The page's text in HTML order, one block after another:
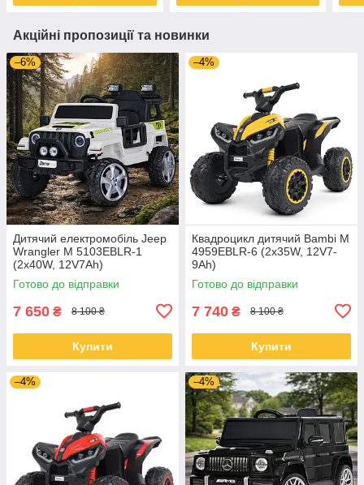
Акційні пропозиції та новинки
–6%
Дитячий електромобіль Jeep
Wrangler M 5103EBLR-1
(2х40W, 12V7Ah)
Готово до відправки
7 650 ₴ 8 100 ₴
Купити
–4%
Квадроцикл дитячий Bambi M
4959EBLR-6 (2х35W, 12V7-
9Ah)
Готово до відправки
7 740 ₴ 8 100 ₴
Купити
–4% –4%